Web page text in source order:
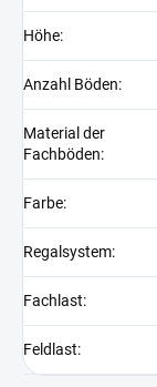
Höhe:
Anzahl Böden:
Material der
Fachböden:
Farbe:
Regalsystem:
Fachlast:
Feldlast: